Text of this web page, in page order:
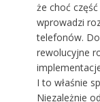
że choć
wprowadzi
telefonów.
rewolucyjne
I to właśnie
Niezależnie